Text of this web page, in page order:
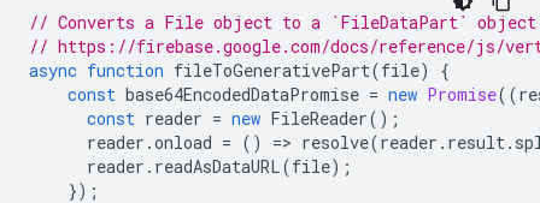
// Converts a File object to a `FileDataPart`
// https://firebase.google.com/docs/reference/js/
async function fileToGenerativePart(file)
{
const base64EncodedDataPromise = new Promise((
const reader = new FileReader();
reader .onload = () => resolve(reader . result.
reader . readAsDataURL(file);
});